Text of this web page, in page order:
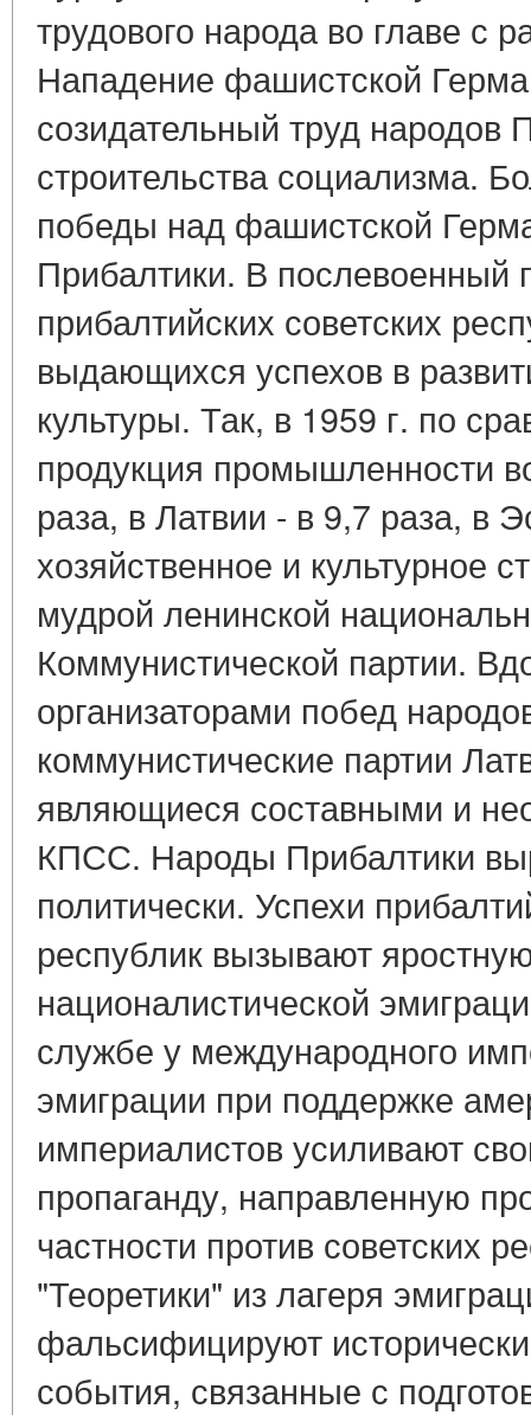
трудового народа во главе с
Нападение фашистской
созидательный труд народов
строительства социализма.
победы над фашистской
Прибалтики. В послевоенный
прибалтийских советских
выдающихся успехов в
культуры. Так, в 1959 г. по
продукция промышленности
раза, в Латвии - в 9,7 раза, в
хозяйственное и культурное
мудрой ленинской
Коммунистической партии.
организаторами побед
коммунистические партии
являющиеся составными и
КПСС. Народы Прибалтики
политически. Успехи
республик вызывают
националистической
службе у международного
эмиграции при поддержке
империалистов усиливают
пропаганду, направленную
частности против советских
"Теоретики" из лагеря
фальсифицируют
события, связанные с